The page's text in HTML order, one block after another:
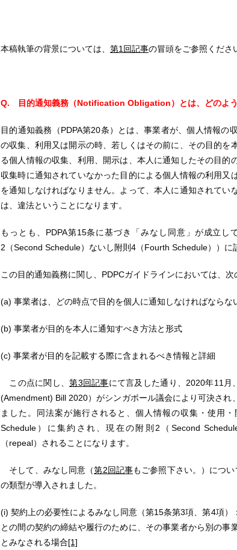
本稿執筆の背景については、 第1回記事の冒頭をご参照くださ
Q. 目的通知義務（Notification Obligation）とは、どのよう
目的通知義務（PDPA第20条）とは、事業者が、個人情報の
の収集、利用又は開示の時、若しくはその前に、その目的を
る個人情報の収集、利用、開示は、本人に通知したその目的
収集時に通知されていなかった目的による個人情報の利用又
を通知しなければなりません。よって、本人に通知されてい
は、違法ということになります。
もっとも、PDPA第15条に基づき「みなし同意」が成立し
2（Second Schedule）ないし附則4（Fourth Schedule））に
この目的通知義務に関し、PDPCガイドラインにおいては、次
(a) 事業者は、どの時点で目的を個人に通知しなければならな
(b) 事業者が目的を本人に通知すべき方法と形式
(c) 事業者が目的を記載する際に含まれるべき情報と詳細
この点に関し、第3回記事にて言及した通り、2020年11月
(Amendment) Bill 2020）がシンガポール議会により可決され
ました。同法案が施行されると、個人情報の収集・使用
Schedule）に集約され、現在の附則2（Second
（repeal）されることになります。
そして、みなし同意（第2回記事もご参照下さい。）につ
の類型が導入されました。
(i) 契約上の必要性によるみなし同意（第15条第3項、第4項
との間の契約の締結や履行のために、その事業者から別の事
とみなされる場合[1]